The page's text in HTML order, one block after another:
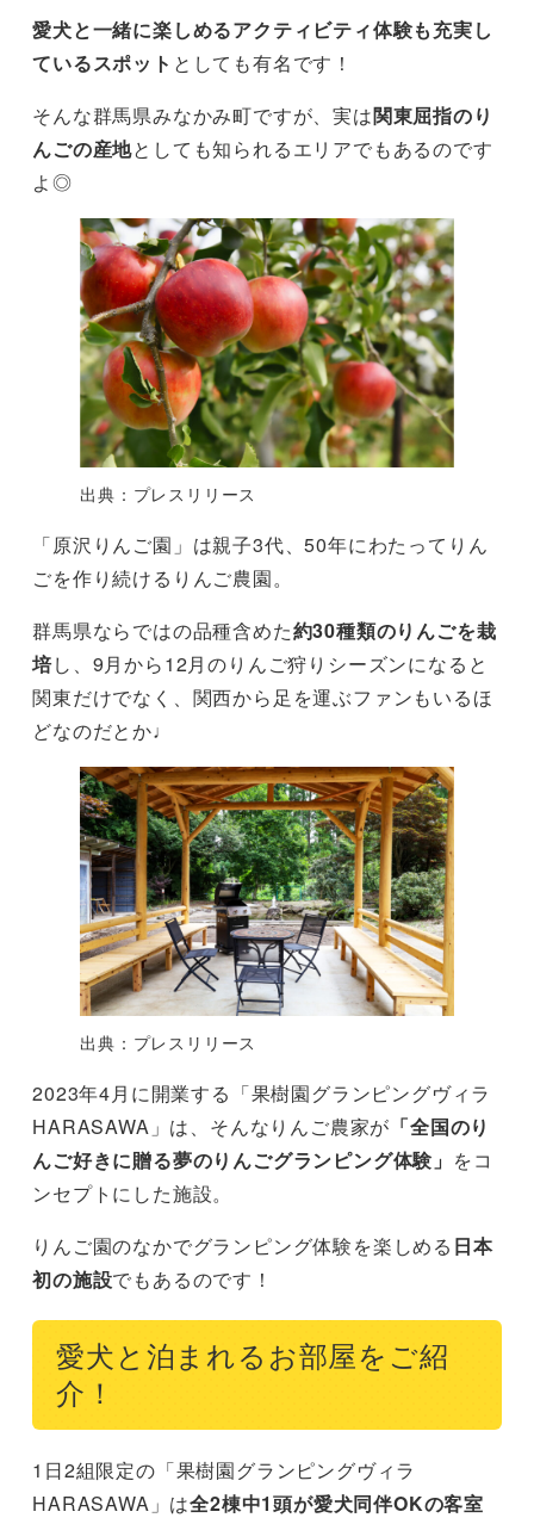
愛犬と一緒に楽しめるアクティビティ体験も充実し
ているスポット としても有名です！
そんな群馬県みなかみ町ですが、実は関東屈指のり
んごの産地としても知られるエリアでもあるのです
よ◎
出典：プレスリリース
「原沢りんご園」は親子3代、50年にわたってりん
ごを作り続けるりんご農園。
群馬県ならではの品種含めた約30種類のりんごを栽
培し、9月から12月のりんご狩りシーズンになると
関東だけでなく、関西から足を運ぶファンもいるほ
どなのだとか♩
出典：プレスリリース
2023年4月に開業する「果樹園グランピングヴィラ
HARASAWA」は、そんなりんご農家が 「全国のり
んご好きに贈る夢のりんごグランピング体験」 をコ
ンセプトにした施設。
りんご園のなかでグランピング体験を楽しめる 日本
初の施設でもあるのです！
愛犬と泊まれるお部屋をご紹
介！
1日2組限定の「果樹園グランピングヴィラ
HARASAWA」は全2棟中1頭が愛犬同伴OKの客室